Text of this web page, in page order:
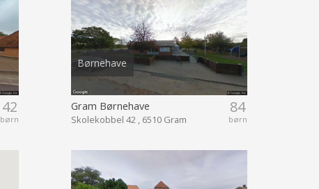
42
børn
Børnehave
84
børn
Gram Børnehave
Skolekobbel 42 , 6510 Gram